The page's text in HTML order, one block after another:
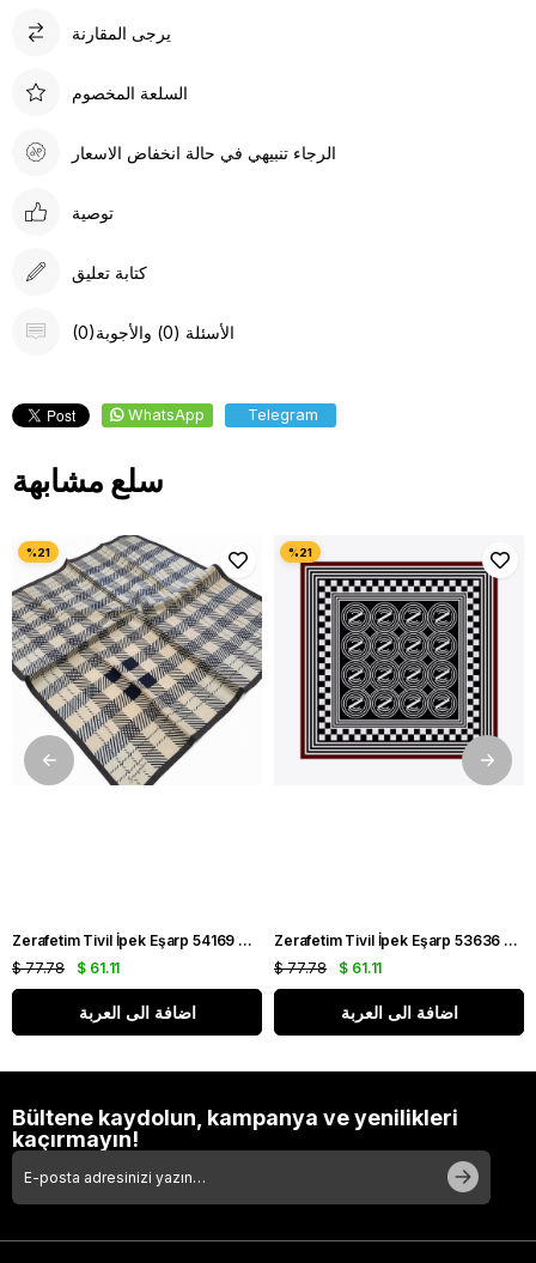
يرجى المقارنة
السلعة المخصوم
الرجاء تنبيهي في حالة انخفاض الاسعار
توصية
كتابة تعليق
(0)الأسئلة (0) والأجوبة
WhatsApp Telegram
سلع مشابهة
Zerafetim Tivil İpek Eşarp 54169 Gri Ekose Desen
$ 61.11
$ 77.78
اضافة الى العربة
Zerafetim Tivil İpek Eşarp 53636 Siyah Bordo Soyut Desen
$ 61.11
$ 77.78
اضافة الى العربة
Bültene kaydolun, kampanya ve yenilikleri
kaçırmayın!